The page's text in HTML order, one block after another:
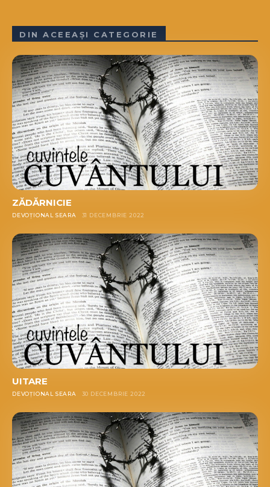
DIN ACEEAȘI CATEGORIE
ZĂDĂRNICIE
DEVOȚIONAL SEARA 31 DECEMBRIE 2022
UITARE
DEVOȚIONAL SEARA 30 DECEMBRIE 2022